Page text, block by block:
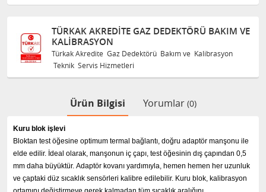
TÜRKAK AKREDITE GAZ DEDEKTÖRÜ BAKIM VE
KALIBRASYON
Türkak Akredite Gaz Dedektörü Bakım ve Kalibrasyon
Teknik Servis Hizmetleri
Ürün Bilgisi Yorumlar (0)
Kuru blok işlevi
Bloktan test öğesine optimum termal bağlantı, doğru adaptör manşonu ile
elde edilir. İdeal olarak, manşonun iç çapı, test öğesinin dış çapından 0,5
mm daha büyüktür. Adaptör kovanı yardımıyla, hemen hemen her uzunluk
ve çaptaki düz sıcaklık sensörleri kalibre edilebilir. Kuru blok, kalibrasyon